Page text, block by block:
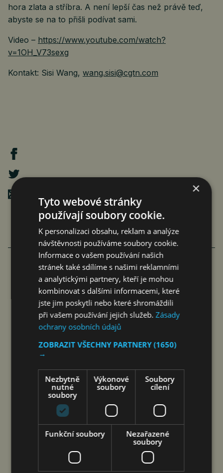
hora zlata a stříbra. A není lepší čas než právě teď,
abyste se na to přišli podívat sami.
Video – https://www.youtube.com/watch?
v=1OH_V73sexg
Kontakt: Sisi Wang, wang.sisi@cgtn.com
FAMILIARITÉ: POETICKÉ PROPOJENÍ
FILMU A LITERATURY
8. 8. 2026
(PROTEXT/PRNewswire) – Společnost DJI
a Isabelle, ikona oceněná na festivalu v Cannes,
spojují hlasy dvou žen napříč staletími – film byl
natočen výhradně na kameru Osmo Pocket 4P
Společnost DJI, vedoucí světový podnik v oblasti
civilních dronů a technologií…
×
Tyto webové stránky
používají soubory cookie.
K personalizaci obsahu, reklam a analýze
návštěvnosti používáme soubory cookie.
Informace o vašem používání našich
stránek také sdílíme s našimi reklamními
a analytickými partnery, kteří je mohou
kombinovat s dalšími informacemi, které
jste jim poskytli nebo které shromáždili
při vašem používání jejich služeb.Zásady
ochrany osobních údajů
ZOBRAZIT VŠECHNY PARTNERY(1650)
→
Nezbytně
nutné
soubory
Výkonové
soubory
Soubory
cílení
Funkční soubory
Nezařazené
soubory